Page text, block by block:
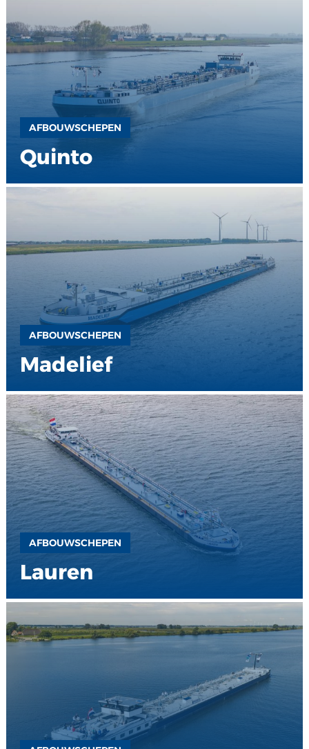
AFBOUWSCHEPEN
Quinto
AFBOUWSCHEPEN
Madelief
AFBOUWSCHEPEN
Lauren